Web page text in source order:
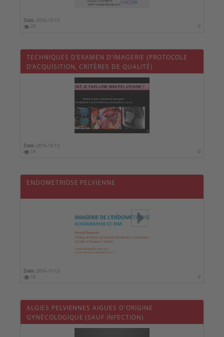
Date : 2016-10-13
23
0
TECHNIQUES D’EXAMEN D’IMAGERIE (PROTOCOLE
D’ACQUISITION, CRITÈRES DE QUALITÉ)
Date : 2016-10-13
19
0
ENDOMETRIOSE PELVIENNE
Date : 2016-10-13
16
0
ALGIES PELVIENNES AIGUES D'ORIGINE
GYNÉCOLOGIQUE (SAUF INFECTION)